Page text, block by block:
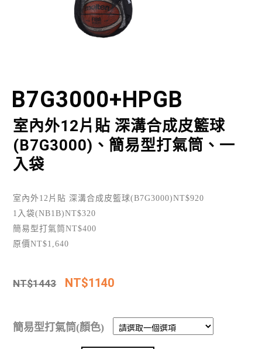
B7G3000+HPGB
室內外12片貼 深溝合成皮籃球
(B7G3000)、簡易型打氣筒、一
入袋
室內外12片貼 深溝合成皮籃球(B7G3000)NT$920
1入袋(NB1B)NT$320
簡易型打氣筒NT$400
原價NT$1,640
NT$1443 NT$1140
簡易型打氣筒(顏色)